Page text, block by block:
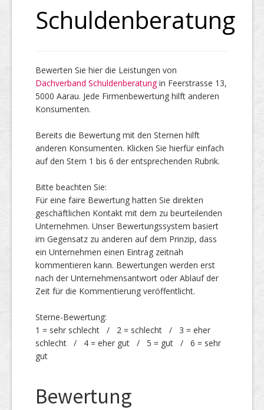
Über uns
Schuldenberatung
Bewerten Sie hier die Leistungen von
Dachverband Schuldenberatungin Feerstrasse 13,
5000 Aarau. Jede Firmenbewertung hilft anderen
Konsumenten.
Bereits die Bewertung mit den Sternen hilft
anderen Konsumenten. Klicken Sie hierfür einfach
auf den Stern 1 bis 6 der entsprechenden Rubrik.
Bitte beachten Sie:
Für eine faire Bewertung hatten Sie direkten
geschäftlichen Kontakt mit dem zu beurteilenden
Unternehmen. Unser Bewertungssystem basiert
im Gegensatz zu anderen auf dem Prinzip, dass
ein Unternehmen einen Eintrag zeitnah
kommentieren kann. Bewertungen werden erst
nach der Unternehmensantwort oder Ablauf der
Zeit für die Kommentierung veröffentlicht.
Sterne-Bewertung:
1 = sehr schlecht / 2 = schlecht / 3 = eher
schlecht / 4 = eher gut / 5 = gut / 6 = sehr
gut
Bewertung